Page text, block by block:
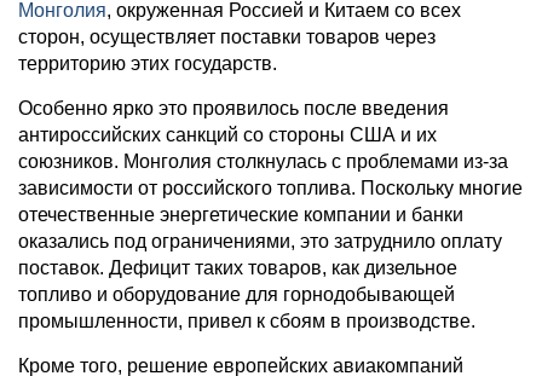
Монголия, окруженная Россией и Китаем со всех
сторон, осуществляет поставки товаров через
территорию этих государств.
Особенно ярко это проявилось после введения
антироссийских санкций со стороны США и их
союзников. Монголия столкнулась с проблемами из-за
зависимости от российского топлива. Поскольку многие
отечественные энергетические компании и банки
оказались под ограничениями, это затруднило оплату
поставок. Дефицит таких товаров, как дизельное
топливо и оборудование для горнодобывающей
промышленности, привел к сбоям в производстве.
Кроме того, решение европейских авиакомпаний